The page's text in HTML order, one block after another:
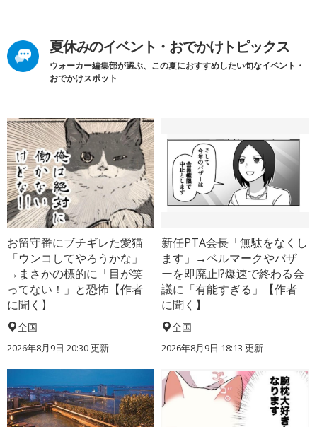
夏休みのイベント・おでかけトピックス
ウォーカー編集部が選ぶ、この夏におすすめしたい旬なイベント・
おでかけスポット
お留守番にブチギレた愛猫
「ウンコしてやろうかな」
→まさかの標的に「目が笑
ってない！」と恐怖【作者
に聞く】
全国
2026年8月9日 20:30更新
新任PTA会長「無駄をなくし
ます」→ベルマークやバザ
ーを即廃止!?爆速で終わる会
議に「有能すぎる」【作者
に聞く】
全国
2026年8月9日 18:13 更新